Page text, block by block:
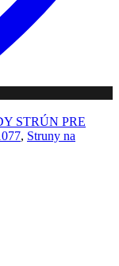
STRÚN PRE
, Struny na